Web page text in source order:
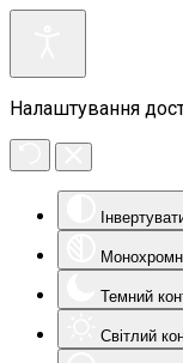
Налаштування
Темний
Світлий